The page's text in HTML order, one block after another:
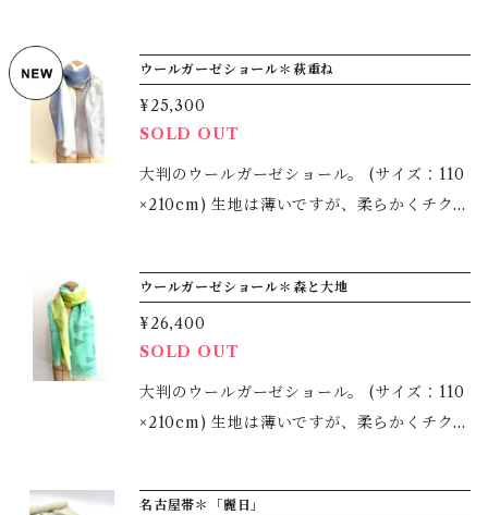
でたい柄をスッキリと描きました。 かなり濃
い色の紫色です
ウールガーゼショール＊萩重ね
¥25,300
SOLD OUT
大判のウールガーゼショール。 (サイズ：110
×210cm) 生地は薄いですが、柔らかくチクチ
洋服の時もご使用いただける大判で、真冬以
外３シーズンお使いいただけます。 またコン
パクトに収納でき、シワもつきにくいため、
持ち運びにも適しています。 冷房除けや 生
地の左右で大きく染め分けをしているので、
了承下さいませ。 ＊ご家庭での手洗いでお手
ウールガーゼショール＊森と大地
¥26,400
SOLD OUT
大判のウールガーゼショール。 (サイズ：110
×210cm) 生地は薄いですが、柔らかくチクチ
名古屋帯＊「麗日」